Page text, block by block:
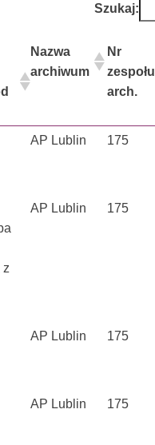
Szukaj:
Nazwa
archiwum
Nr
zespołu
arch.
AP Lublin 175
z
AP Lublin 175
AP Lublin 175
AP Lublin 175